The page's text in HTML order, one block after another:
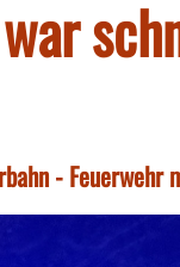
- Feuerwehr